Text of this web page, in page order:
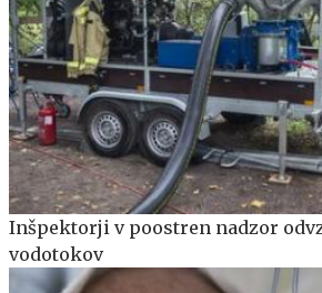
Inšpektorji v poostren nadzor
vodotokov